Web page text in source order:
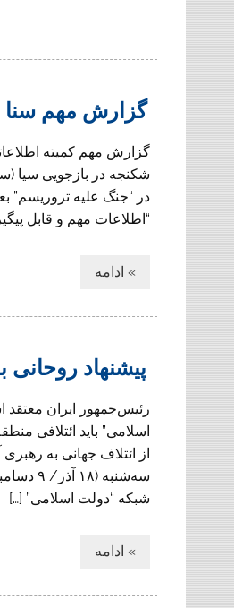
گزارش مهم
گزارش مهم کمیته
شکنجه در بازجویی سیا
در “جنگ علیه تروریسم”
“اطلاعات مهم و قابل
» ادامه
پیشنهاد
رئیس‌جمهور ایران معتقد
اسلامی” باید ائتلافی
از ائتلاف جهانی به
شبکه “دولت اسلامی” […]
» ادامه